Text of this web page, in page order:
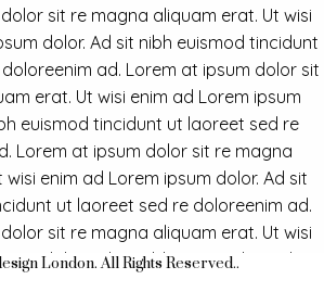
sit re magna aliquam erat. Ut wisi
dolor. Ad sit nibh euismod tincidunt
ad. Lorem at ipsum dolor sit
erat. Ut wisi enim ad Lorem ipsum
euismod tincidunt ut laoreet sed re
Lorem at ipsum dolor sit re magna
enim ad Lorem ipsum dolor. Ad sit
ut laoreet sed re doloreenim ad.
sit re magna aliquam erat. Ut wisi
dolor. Ad sit nibh euismod tincidunt
London. All Rights Reserved..